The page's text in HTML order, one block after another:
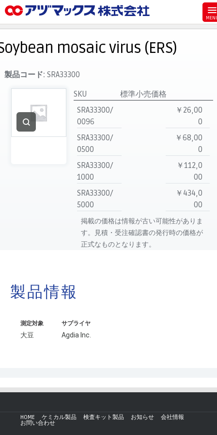
お気に入り
お買い物カゴ
ご注文
マイページ
主要取扱ブランド
mosaic virus (ERS)
製品コード: SRA33300
SKU
標準小売価格
SRA33300/
0096
￥26,00
0
SRA33300/
0500
￥68,00
0
SRA33300/
1000
￥112,0
00
SRA33300/
5000
￥434,0
00
掲載の価格は情報が古い可能性がありま
す。見積・受注確認書の発行時の価格が
正式なものとなります。
製品情報
測定対象
大豆
サプライヤ
Agdia Inc.
HOME ケミカル製品 検査キット製品 お知らせ
会社情報
お問い合わせ